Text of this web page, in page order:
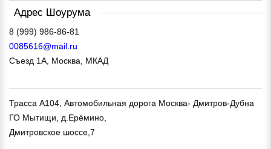
Адрес Шоурума
0085616@mail.ru
Съезд 1А, Москва, МКАД
Трасса А104, Автомобильная дорога Москва- Дмитров-Дубна
ГО Мытищи, д.Ерёмино,
Дмитровское шоссе,7